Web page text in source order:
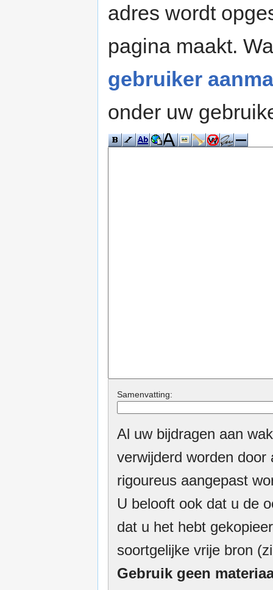
adres wordt
pagina maakt.
gebruiker
onder uw
Samenvatting:
Al uw bijdragen aan
verwijderd worden
rigoureus aangepast
U belooft ook dat u de
dat u het hebt
soortgelijke vrije bron
Gebruik geen